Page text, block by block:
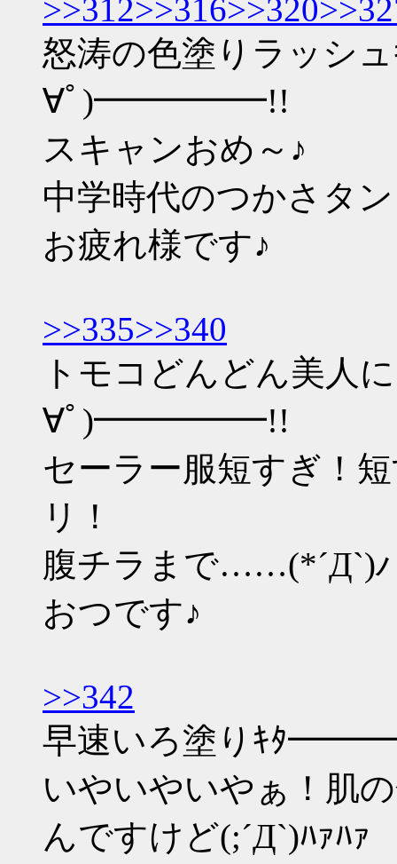
>>312>>316>>320
怒涛の色塗りラッ
∀ﾟ)━━━━━!!
スキャンおめ～♪
中学時代のつかさタ
お疲れ様です♪
>>335>>340
トモコどんどん美
∀ﾟ)━━━━━!!
セーラー服短すぎ！
リ！
腹チラまで……(*´Д`)
おつです♪
>>342
早速いろ塗りｷﾀ
いやいやいやぁ！肌
んですけど(;´Д`)ﾊｧﾊｧ